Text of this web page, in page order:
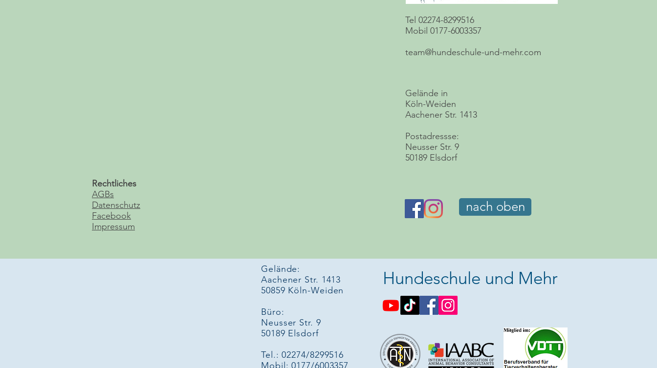
Rechtliches
AGBs
Datenschutz
Facebook
Impressum
Tel 02274-8299516
Mobil 0177-6003357
team@hundeschule-und-mehr.com
Gelände in
Köln-Weiden
Aachener Str. 1413
Postadressse:
Neusser Str. 9
50189 Elsdorf
nach oben
Hundeschule und Mehr
Gelände:
Aachener Str. 1413
50859 Köln-Weiden
Büro:
Neusser Str. 9
50189 Elsdorf
Tel.: 02274/8299516
Mobil: 0177/6003357